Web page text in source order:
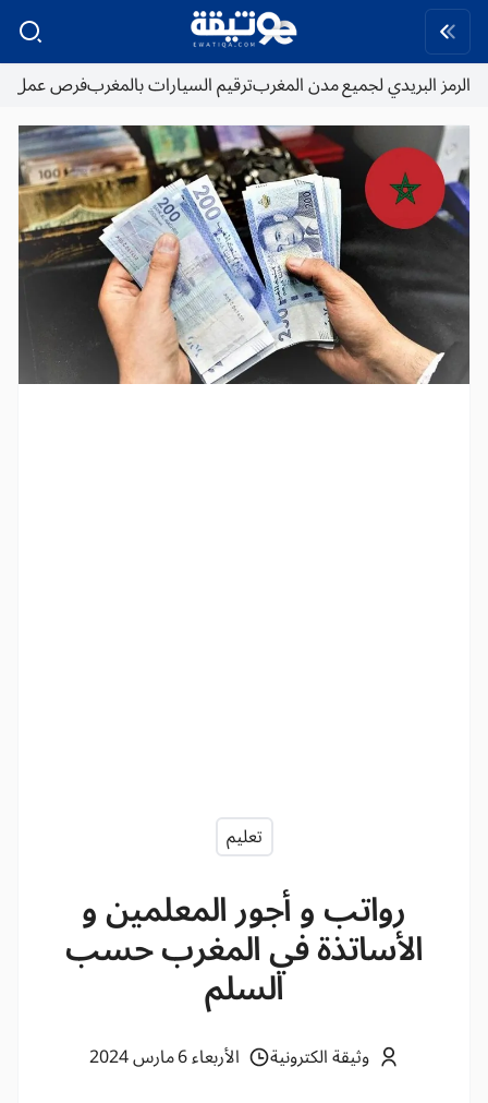
الرمز البريدي لجميع مدن المغربترقيم السيارات بالمغربفرص عمل
تعليم
رواتب و أجور المعلمين و
الأساتذة في المغرب حسب
السلم
وثيقة الكترونية الأربعاء 6 مارس 2024